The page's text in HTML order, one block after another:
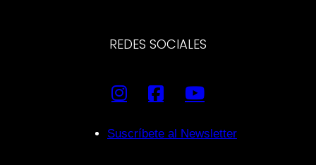
REDES SOCIALES
Suscríbete al Newsletter